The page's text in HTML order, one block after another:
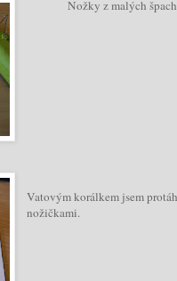
Nožky z malých
Vatovým korálkem jsem
nožičkami.